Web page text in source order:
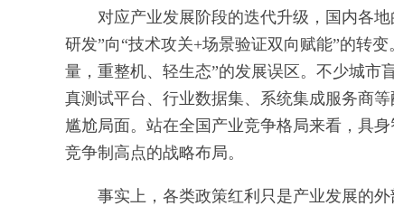
对应产业发展阶段的迭代升级，国内各
研发”向“技术攻关+场景验证双向赋能”的转
量，重整机、轻生态”的发展误区。不少城市
真测试平台、行业数据集、系统集成服务商
尴尬局面。站在全国产业竞争格局来看，具
竞争制高点的战略布局。
事实上，各类政策红利只是产业发展的